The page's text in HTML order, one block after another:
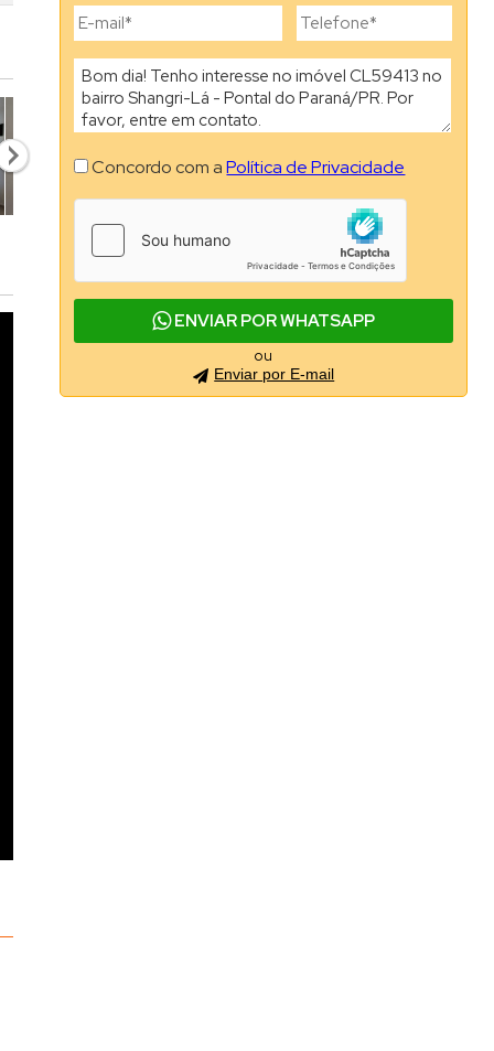
Concordo com aPolítica de Privacidade
ENVIAR POR WHATSAPP
ou
Enviar por E-mail